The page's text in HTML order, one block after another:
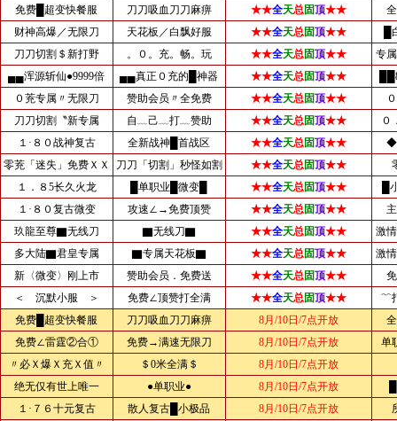
免费█超变快餐服
刀刀吸血刀刀麻痹 ★★全天总固顶★★
财神高爆／无限刀
天花板／白飘好服 ★★全天总固顶★★
刀刀切割＄新打野
。０。充。畅。玩 ★★全天总固顶★★
专
▄▄浑源斩仙●9999倍
▄▄真正０充的█神器 ★★全天总固顶★★
０茺专属〃无限刀
赞助会员〃全免费 ★★全天总固顶★★
刀刀切割〝新专属
自﹏己﹏打﹏赞助 ★★全天总固顶★★
０
１·８０战神复古
全新战神█首战区 ★★全天总固顶★★
◆
零茺「迷失」免费ＸＸ
刀刀「切割」秒怪如割 ★★全天总固顶★★
１．８5长久火龙
█单职业█微变█ ★★全天总固顶★★
█
１·８０复古微变
攻速∠→免费顶赞 ★★全天总固顶★★
玖龍至尊▇无线刀
▇无线刀▇ ★★全天总固顶★★
激
多大陆▇君皇专属
▇专属天花板▇ ★★全天总固顶★★
激
新〈微变〉刚上市
赞助会员．免费送 ★★全天总固顶★★
＜ 沉默小服 ＞
免费∠顶赞打全满 ★★全天总固顶★★
﹌
免费█超变快餐服
刀刀吸血刀刀麻痹 8月/10日/7点开放
免费∠雷霆②合①
免费→满速无限刀 8月/10日/7点开放
单
〃必Ｘ爆Ｘ充Ｘ值〃
＄0米全满＄
8月/10日/7点开放
绝无仅有世上唯一
●单职业● 8月/10日/7点开放
１·７６十元复古
散人复古█小极品 8月/10日/7点开放